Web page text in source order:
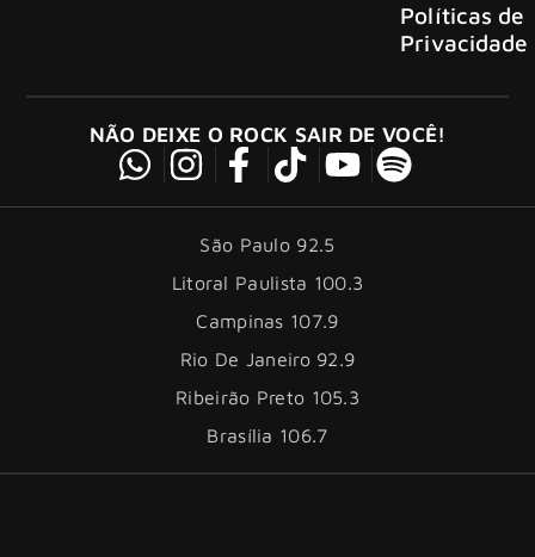
Políticas de
Privacidade
NÃO DEIXE O ROCK SAIR DE VOCÊ!
São Paulo 92.5
Litoral Paulista 100.3
Campinas 107.9
Rio De Janeiro 92.9
Ribeirão Preto 105.3
Brasília 106.7